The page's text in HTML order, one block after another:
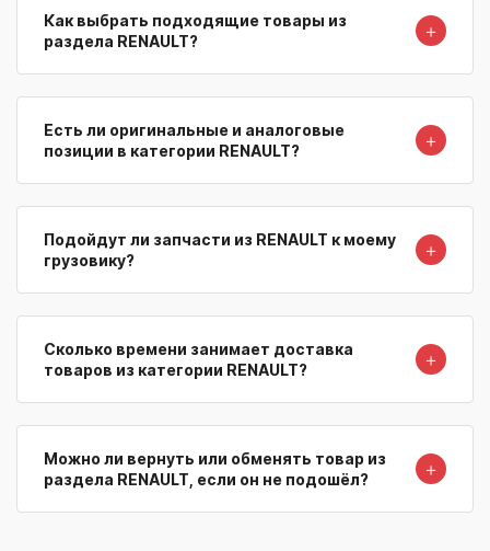
Как выбрать подходящие товары из
раздела RENAULT?
＋
Есть ли оригинальные и аналоговые
позиции в категории RENAULT?
＋
Подойдут ли запчасти из RENAULT к моему
грузовику?
＋
Сколько времени занимает доставка
товаров из категории RENAULT?
＋
Можно ли вернуть или обменять товар из
раздела RENAULT, если он не подошёл?
＋